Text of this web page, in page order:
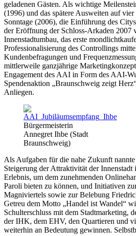
geladenen Gästen. Als wichtige
(1996) und das spätere Ausweiten auf
Sonntage (2006), die Einführung des
der Eröffnung der Schloss-Arkaden 2007
Innenstadtumbau, das erste
Professionalisierung des Controllings
Kundenbefragungen und
mittlerweile ganzjährige
Engagement des AAI in Form des AAI-
Spendenaktion „Braunschweig zeigt
Anliegen.
Bürgermeisterin
Annegret Ihbe (Stadt
Braunschweig)
Als Aufgaben für die nahe Zukunft
Steigerung der Attraktivität der Innenstadt
Erlebnis, um dem zunehmenden
Paroli bieten zu können, und Initiativen
Magniviertels sowie zur Belebung
Getreu dem Motto „Handel ist Wandel“
Schulterschluss mit dem Stadtmarketing,
der IHK, dem EHV, den Quartieren und
weiterhin an Bedeutung gewinnen.